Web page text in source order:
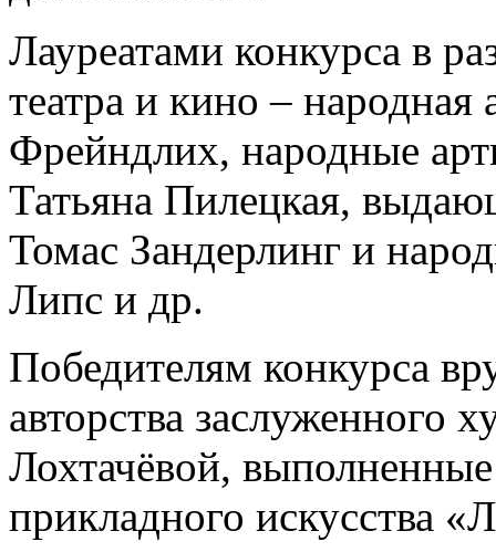
Лауреатами конкурса в
театра и кино –
Фрейндлих, народные
Татьяна Пилецкая,
Томас Зандерлинг и
Липс и др.
Победителям конкурса
авторства заслуженного
Лохтачёвой,
прикладного искусства